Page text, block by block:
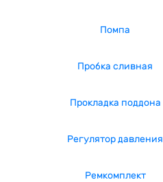
Помпа
Пробка сливная
Прокладка поддона
Регулятор давления
Ремкомплект